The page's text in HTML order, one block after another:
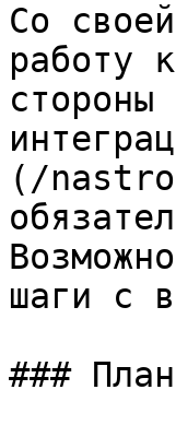
Со
работу
(/
шаги с
###